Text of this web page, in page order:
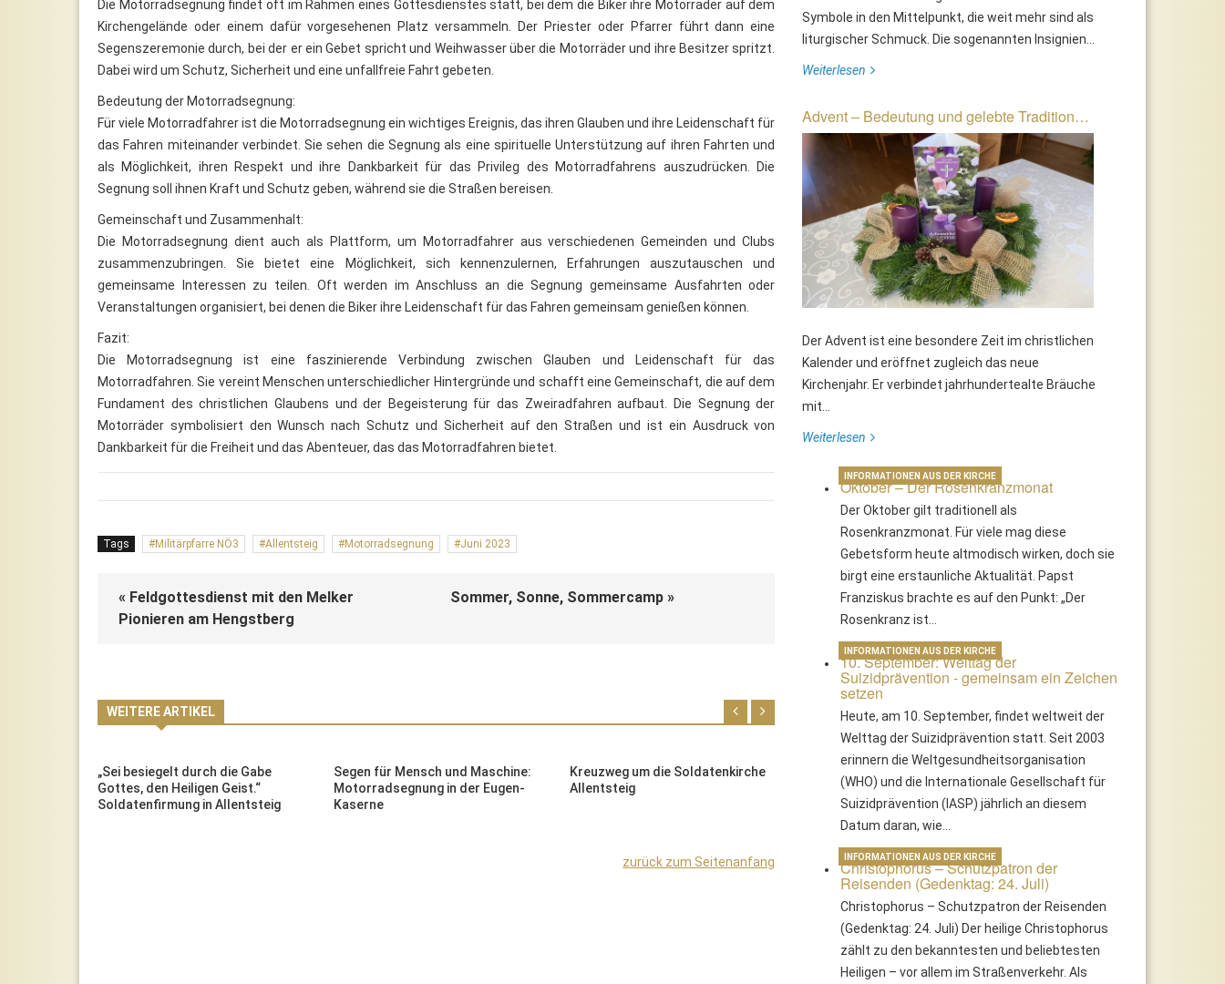
Die Motorradsegnung findet oft im Rahmen eines Gottesdienstes statt, bei dem die Biker ihre Motorräder auf dem
Kirchengelände oder einem dafür vorgesehenen Platz versammeln. Der Priester oder Pfarrer führt dann eine
Segenszeremonie durch, bei der er ein Gebet spricht und Weihwasser über die Motorräder und ihre Besitzer spritzt.
Dabei wird um Schutz, Sicherheit und eine unfallfreie Fahrt gebeten.
Bedeutung der Motorradsegnung:
Für viele Motorradfahrer ist die Motorradsegnung ein wichtiges Ereignis, das ihren Glauben und ihre Leidenschaft für
das Fahren miteinander verbindet. Sie sehen die Segnung als eine spirituelle Unterstützung auf ihren Fahrten und
als Möglichkeit, ihren Respekt und ihre Dankbarkeit für das Privileg des Motorradfahrens auszudrücken. Die
Segnung soll ihnen Kraft und Schutz geben, während sie die Straßen bereisen.
Gemeinschaft und Zusammenhalt:
Die Motorradsegnung dient auch als Plattform, um Motorradfahrer aus verschiedenen Gemeinden und Clubs
zusammenzubringen. Sie bietet eine Möglichkeit, sich kennenzulernen, Erfahrungen auszutauschen und
gemeinsame Interessen zu teilen. Oft werden im Anschluss an die Segnung gemeinsame Ausfahrten oder
Veranstaltungen organisiert, bei denen die Biker ihre Leidenschaft für das Fahren gemeinsam genießen können.
Fazit:
Die Motorradsegnung ist eine faszinierende Verbindung zwischen Glauben und Leidenschaft für das
Motorradfahren. Sie vereint Menschen unterschiedlicher Hintergründe und schafft eine Gemeinschaft, die auf dem
Fundament des christlichen Glaubens und der Begeisterung für das Zweiradfahren aufbaut. Die Segnung der
Motorräder symbolisiert den Wunsch nach Schutz und Sicherheit auf den Straßen und ist ein Ausdruck von
Dankbarkeit für die Freiheit und das Abenteuer, das das Motorradfahren bietet.
Tags Militärpfarre NÖ3 Allentsteig Motorradsegnung Juni 2023
« Feldgottesdienst mit den Melker
Pionieren am Hengstberg
Sommer, Sonne, Sommercamp »
WEITERE ARTIKEL
„Sei besiegelt durch die Gabe
Gottes, den Heiligen Geist.“
Soldatenfirmung in Allentsteig
Segen für Mensch und Maschine:
Motorradsegnung in der Eugen-
Kaserne
Kreuzweg um die Soldatenkirche
Allentsteig
Feldgottesdienst mit Militärdekan
Oliver Hartl in Allentsteig
Gemeinschaft:
in Allentsteig
zurück zum Seitenanfang
Symbole in den Mittelpunkt, die weit mehr sind als
liturgischer Schmuck. Die sogenannten Insignien...
Weiterlesen
Advent – Bedeutung und gelebte Tradition…
Der Advent ist eine besondere Zeit im christlichen
Kalender und eröffnet zugleich das neue
Kirchenjahr. Er verbindet jahrhundertealte Bräuche
mit...
Weiterlesen
Oktober – Der Rosenkranzmonat
Der Oktober gilt traditionell als
Rosenkranzmonat. Für viele mag diese
Gebetsform heute altmodisch wirken, doch sie
birgt eine erstaunliche Aktualität. Papst
Franziskus brachte es auf den Punkt: „Der
Rosenkranz ist…
INFORMATIONEN AUS DER KIRCHE
10. September: Welttag der
Suizidprävention - gemeinsam ein Zeichen
setzen
Heute, am 10. September, findet weltweit der
Welttag der Suizidprävention statt. Seit 2003
erinnern die Weltgesundheitsorganisation
(WHO) und die Internationale Gesellschaft für
Suizidprävention (IASP) jährlich an diesem
Datum daran, wie…
INFORMATIONEN AUS DER KIRCHE
Christophorus – Schutzpatron der
Reisenden (Gedenktag: 24. Juli)
Christophorus – Schutzpatron der Reisenden
(Gedenktag: 24. Juli) Der heilige Christophorus
zählt zu den bekanntesten und beliebtesten
Heiligen – vor allem im Straßenverkehr. Als
INFORMATIONEN AUS DER KIRCHE